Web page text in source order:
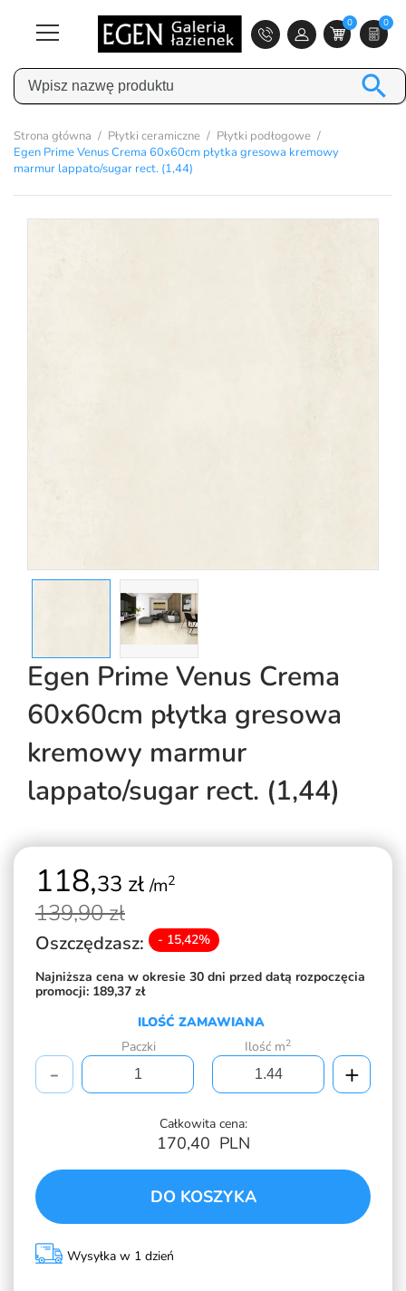
0 0

Strona główna Płytki ceramiczne
Płytki podłogowe
Egen Prime Venus Crema 60x60cm płytka gresowa kremowy
marmur lappato/sugar rect. (1,44)
Egen Prime Venus Crema
60x60cm płytka gresowa
kremowy marmur
lappato/sugar rect. (1,44)
118,33 zł/m2
139,90 zł
Oszczędzasz: - 15,42%
Najniższa cena w okresie 30 dni przed datą rozpoczęcia
promocji: 189,37 zł
ILOŚĆ ZAMAWIANA
Paczki
Ilość m2
- +
Całkowita cena:
170,40 PLN
DO KOSZYKA
Wysyłka w 1 dzień